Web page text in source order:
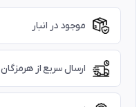
موجود در انبار
ارسال سریع از هرمزگان